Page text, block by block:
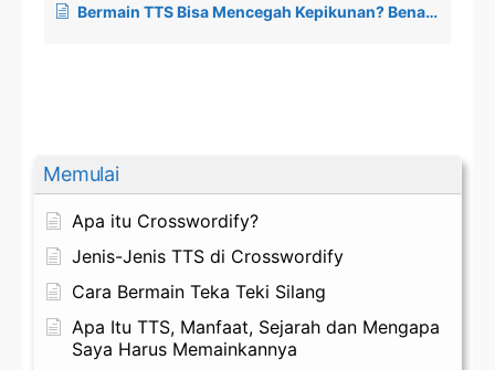
Memulai
Apa itu Crosswordify?
Jenis-Jenis TTS di Crosswordify
Cara Bermain Teka Teki Silang
Apa Itu TTS, Manfaat, Sejarah dan Mengapa
Saya Harus Memainkannya
Bermain TTS Bisa Mencegah Kepikunan? Benarkah?